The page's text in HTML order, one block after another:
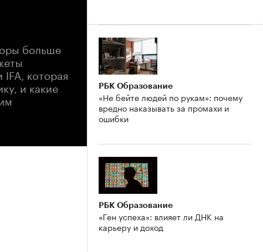
больше
которая
и какие РБК Образование
«Не бейте людей по рукам»: почему
вредно наказывать за промахи и
ошибки
РБК Образование
«Ген успеха»: влияет ли ДНК на
карьеру и доход